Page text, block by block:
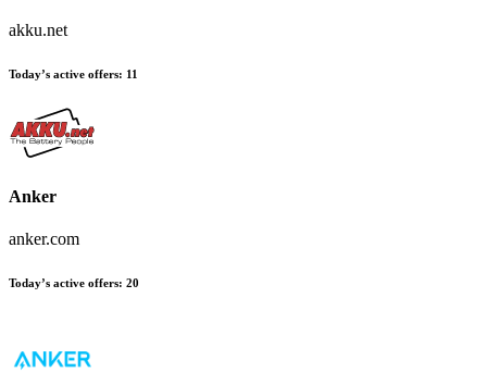
akku.net
Today’s active offers: 11
Anker
anker.com
Today’s active offers: 20